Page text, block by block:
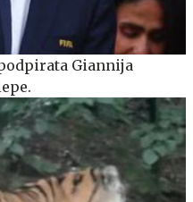
Giannija